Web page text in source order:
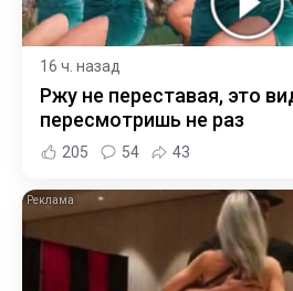
16 ч. назад
Ржу не переставая, это
пересмотришь не раз
205 54 43